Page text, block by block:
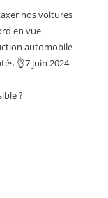
nos voitures
en vue
automobile
👌7 juin 2024
?